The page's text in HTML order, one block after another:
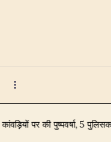
5 पुलिसकर्मियों और